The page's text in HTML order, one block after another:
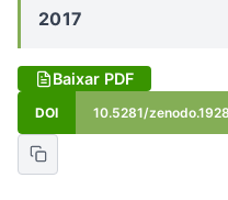
2017
Baixar PDF
DOI 10.5281/